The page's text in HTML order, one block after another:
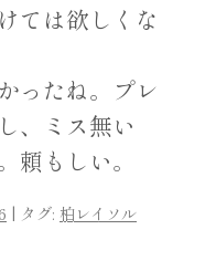
ては欲しくな
ったね。プレ
、ミス無い
頼もしい。
| タグ: 柏レイソル